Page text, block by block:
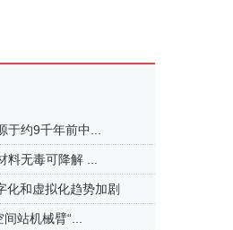
于约9千年前中...
料无毒可降解 ...
化和虚拟化趋势加剧
站机械臂“...